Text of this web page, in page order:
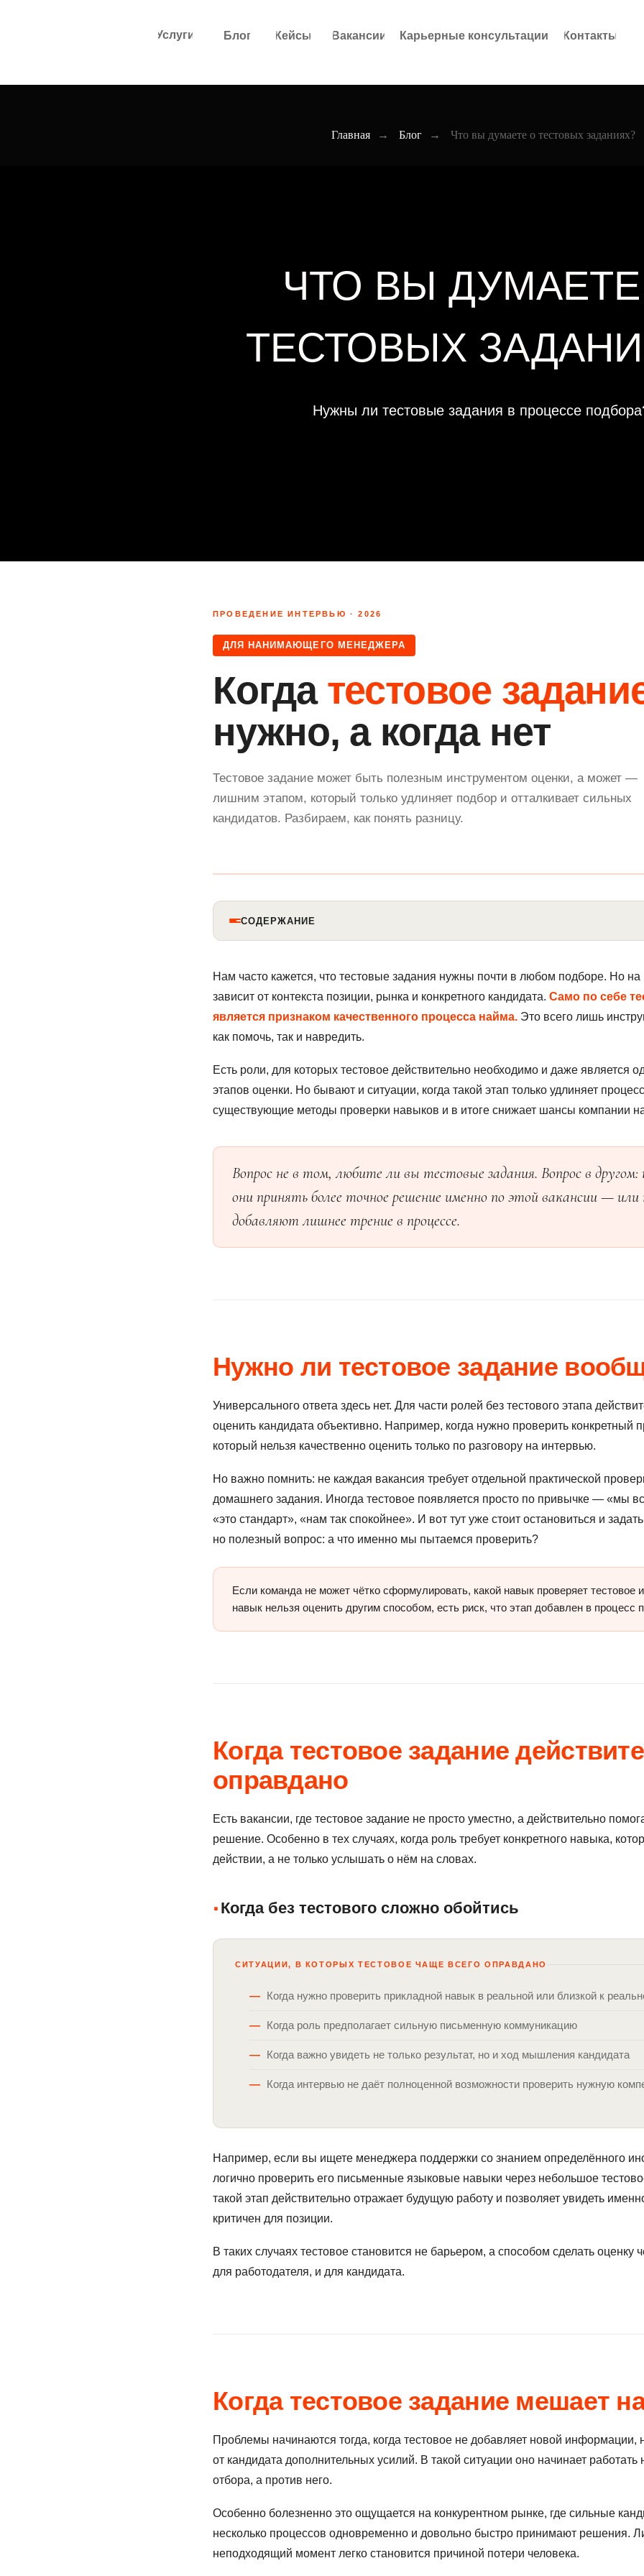
Кейсы
Услуги Вакансии Контакты
Блог Карьерные консультации
Главная → Блог → Что вы думаете о тестовых заданиях?
ЧТО ВЫ
ТЕСТОВЫХ
Нужны ли тестовые задания в процессе
ПРОВЕДЕНИЕ ИНТЕРВЬЮ · 2026
ДЛЯ НАНИМАЮЩЕГО МЕНЕДЖЕРА
Когда тестовое
нужно, а когда нет
Тестовое задание может быть полезным инструментом оценки, а может —
лишним этапом, который только удлиняет подбор и отталкивает сильных
кандидатов. Разбираем, как понять разницу.
СОДЕРЖАНИЕ
Нам часто кажется, что тестовые задания нужны почти в любом подборе. Но на
зависит от контекста позиции, рынка и конкретного кандидата. Само по себе
является признаком качественного процесса найма. Это всего лишь
как помочь, так и навредить.
Есть роли, для которых тестовое действительно необходимо и даже является
этапов оценки. Но бывают и ситуации, когда такой этап только удлиняет
существующие методы проверки навыков и в итоге снижает шансы компании
Вопрос не в том, любите ли вы тестовые задания. Вопрос в
они принять более точное решение именно по этой вакансии — или
добавляют лишнее трение в процессе.
Нужно ли тестовое задание
Универсального ответа здесь нет. Для части ролей без тестового этапа
оценить кандидата объективно. Например, когда нужно проверить конкретный
который нельзя качественно оценить только по разговору на интервью.
Но важно помнить: не каждая вакансия требует отдельной практической
домашнего задания. Иногда тестовое появляется просто по привычке — «мы
«это стандарт», «нам так спокойнее». И вот тут уже стоит остановиться и
но полезный вопрос: а что именно мы пытаемся проверить?
Если команда не может чётко сформулировать, какой навык проверяет тестовое
навык нельзя оценить другим способом, есть риск, что этап добавлен в процесс
Когда тестовое задание
оправдано
Есть вакансии, где тестовое задание не просто уместно, а действительно
решение. Особенно в тех случаях, когда роль требует конкретного навыка,
действии, а не только услышать о нём на словах.
Когда без тестового сложно обойтись
СИТУАЦИИ, В КОТОРЫХ ТЕСТОВОЕ ЧАЩЕ ВСЕГО ОПРАВДАНО
Когда нужно проверить прикладной навык в реальной или близкой к
Когда роль предполагает сильную письменную коммуникацию
Когда важно увидеть не только результат, но и ход мышления кандидата
Когда интервью не даёт полноценной возможности проверить нужную
Например, если вы ищете менеджера поддержки со знанием определённого
логично проверить его письменные языковые навыки через небольшое
такой этап действительно отражает будущую работу и позволяет увидеть
критичен для позиции.
В таких случаях тестовое становится не барьером, а способом сделать оценку
для работодателя, и для кандидата.
Когда тестовое задание мешает
Проблемы начинаются тогда, когда тестовое не добавляет новой информации,
от кандидата дополнительных усилий. В такой ситуации оно начинает работать
отбора, а против него.
Особенно болезненно это ощущается на конкурентном рынке, где сильные
несколько процессов одновременно и довольно быстро принимают решения.
неподходящий момент легко становится причиной потери человека.